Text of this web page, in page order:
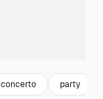
concerto party